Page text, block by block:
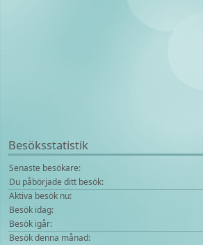
Besöksstatistik
Senaste besökare:
Du påbörjade ditt besök:
Aktiva besök nu:
Besök idag:
Besök igår:
Besök denna månad: